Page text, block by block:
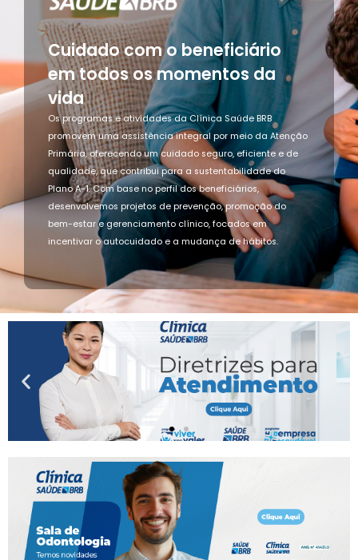
Cuidado com o beneficiário
em todos os momentos da
vida
Os programas e atividades da Clínica Saúde BRB
promovem uma assistência integral por meio da Atenção
Primária, oferecendo um cuidado seguro, eficiente e de
qualidade, que contribui para a sustentabilidade do
Plano A-1. Com base no perfil dos beneficiários,
desenvolvemos projetos de prevenção, promoção do
bem-estar e gerenciamento clínico, focados em
incentivar o autocuidado e a mudança de hábitos.